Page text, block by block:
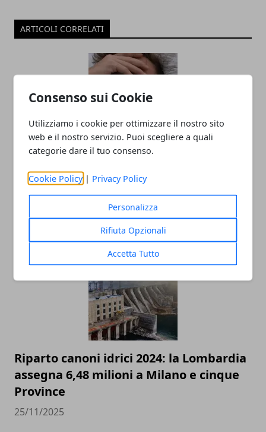
Consenso sui Cookie
Utilizziamo i cookie per ottimizzare il nostro sito
web e il nostro servizio. Puoi scegliere a quali
categorie dare il tuo consenso.
Cookie Policy | Privacy Policy
Personalizza
Rifiuta Opzionali
Accetta Tutto
ARTICOLI CORRELATI
Come misurare la febbre senza
termometro: ascoltare il corpo,
riconoscere i segnali e valutare con
Riparto canoni idrici 2024: la Lombardia
assegna 6,48 milioni a Milano e cinque
Province
25/11/2025